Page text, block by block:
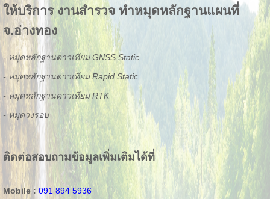
ให้บริการ งานสำรวจ ทำหมุดหลักฐานแผนที่
จ.อ่างทอง
- หมุดหลักฐานดาวเทียม GNSS Static
- หมุดหลักฐานดาวเทียม Rapid Static
- หมุดหลักฐานดาวเทียม RTK
- หมุดวงรอบ
ติดต่อสอบถามข้อมูลเพิ่มเติมได้ที่
Mobile : 091 894 5936